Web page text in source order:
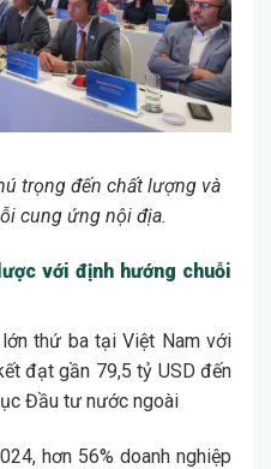
trọng đến chất lượng và
cung ứng nội địa.
với định hướng chuỗi
thứ ba tại Việt Nam với
đạt gần 79,5 tỷ USD đến
Đầu tư nước ngoài
hơn 56% doanh nghiệp